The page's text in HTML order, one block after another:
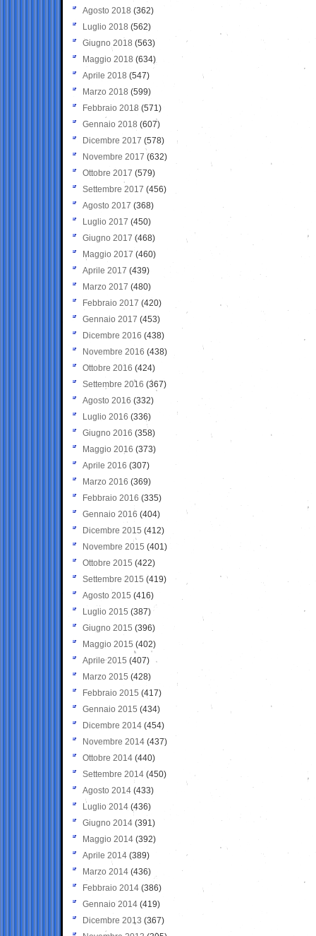
Agosto 2018 (362)
Luglio 2018 (562)
Giugno 2018 (563)
Maggio 2018 (634)
Aprile 2018 (547)
Marzo 2018 (599)
Febbraio 2018 (571)
Gennaio 2018 (607)
Dicembre 2017 (578)
Novembre 2017 (632)
Ottobre 2017 (579)
Settembre 2017 (456)
Agosto 2017 (368)
Luglio 2017 (450)
Giugno 2017 (468)
Maggio 2017 (460)
Aprile 2017 (439)
Marzo 2017 (480)
Febbraio 2017 (420)
Gennaio 2017 (453)
Dicembre 2016 (438)
Novembre 2016 (438)
Ottobre 2016 (424)
Settembre 2016 (367)
Agosto 2016 (332)
Luglio 2016 (336)
Giugno 2016 (358)
Maggio 2016 (373)
Aprile 2016 (307)
Marzo 2016 (369)
Febbraio 2016 (335)
Gennaio 2016 (404)
Dicembre 2015 (412)
Novembre 2015 (401)
Ottobre 2015 (422)
Settembre 2015 (419)
Agosto 2015 (416)
Luglio 2015 (387)
Giugno 2015 (396)
Maggio 2015 (402)
Aprile 2015 (407)
Marzo 2015 (428)
Febbraio 2015 (417)
Gennaio 2015 (434)
Dicembre 2014 (454)
Novembre 2014 (437)
Ottobre 2014 (440)
Settembre 2014 (450)
Agosto 2014 (433)
Luglio 2014 (436)
Giugno 2014 (391)
Maggio 2014 (392)
Aprile 2014 (389)
Marzo 2014 (436)
Febbraio 2014 (386)
Gennaio 2014 (419)
Dicembre 2013 (367)